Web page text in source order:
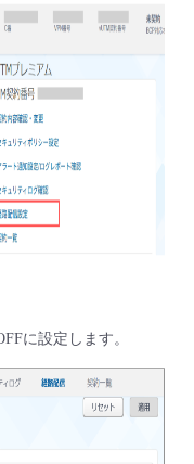
に設定します。